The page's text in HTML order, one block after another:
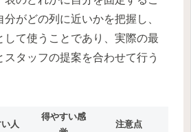
がどの列に近いかを把握し、
して使うことであり、実際の最
タッフの提案を合わせて行う
人
得やすい感
注意点